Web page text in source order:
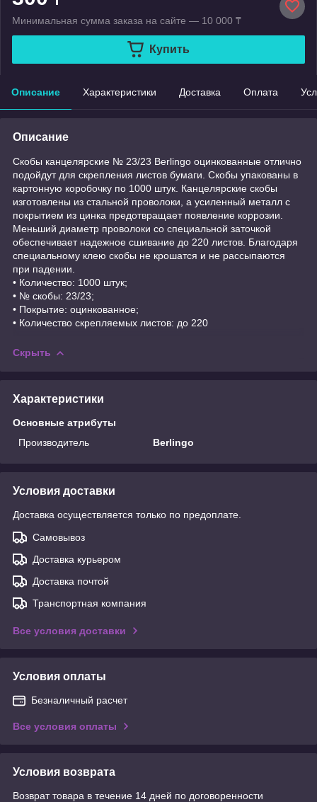
Минимальная сумма заказа на сайте — 10 000 ₸
Купить
Описание Характеристики Доставка Оплата
Описание
Скобы канцелярские № 23/23 Berlingo оцинкованные отлично
подойдут для скрепления листов бумаги. Скобы упакованы в
картонную коробочку по 1000 штук. Канцелярские скобы
изготовлены из стальной проволоки, а усиленный металл с
покрытием из цинка предотвращает появление коррозии.
Меньший диаметр проволоки со специальной заточкой
обеспечивает надежное сшивание до 220 листов. Благодаря
специальному клею скобы не крошатся и не рассыпаются
при падении.
• Количество: 1000 штук;
• № скобы: 23/23;
• Покрытие: оцинкованное;
• Количество скрепляемых листов: до 220
Скрыть
Характеристики
Основные атрибуты
Производитель
Berlingo
Условия доставки
Доставка осуществляется только по предоплате.
Самовывоз
Доставка курьером
Доставка почтой
Транспортная компания
Все условия доставки
Условия оплаты
Безналичный расчет
Все условия оплаты
Условия возврата
Возврат товара в течение 14 дней по договоренности